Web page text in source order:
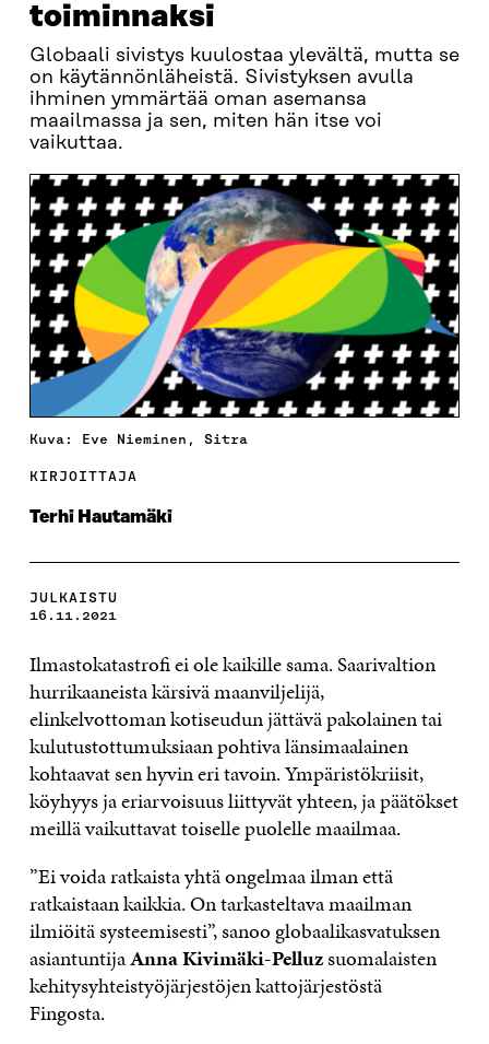
toiminnaksi
Globaali sivistys kuulostaa ylevältä, mutta se
on käytännönläheistä. Sivistyksen avulla
ihminen ymmärtää oman asemansa
maailmassa ja sen, miten hän itse voi
vaikuttaa.
Kuva: Eve Nieminen, Sitra
KIRJOITTAJA
Terhi Hautamäki
JULKAISTU
16.11.2021
Ilmastokatastrofi ei ole kaikille sama. Saarivaltion
hurrikaaneista kärsivä maanviljelijä,
elinkelvottoman kotiseudun jättävä pakolainen tai
kulutustottumuksiaan pohtiva länsimaalainen
kohtaavat sen hyvin eri tavoin. Ympäristökriisit,
köyhyys ja eriarvoisuus liittyvät yhteen, ja päätökset
meillä vaikuttavat toiselle puolelle maailmaa.
”Ei voida ratkaista yhtä ongelmaa ilman että
ratkaistaan kaikkia. On tarkasteltava maailman
ilmiöitä systeemisesti”, sanoo globaalikasvatuksen
asiantuntijaAnna Kivimäki-Pelluzsuomalaisten
kehitysyhteistyöjärjestöjen kattojärjestöstä
Fingosta.